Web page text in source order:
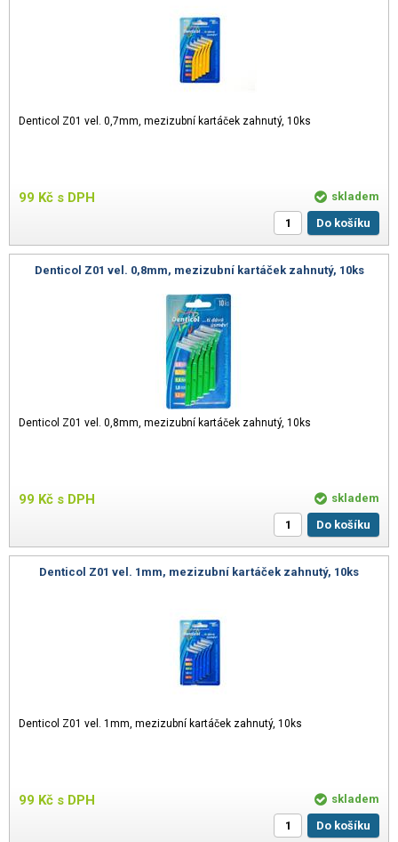
Denticol Z01 vel. 0,7mm, mezizubní kartáček zahnutý, 10ks
99 Kč s DPH
skladem
Do košíku
Denticol Z01 vel. 0,8mm, mezizubní kartáček zahnutý, 10ks
Denticol Z01 vel. 0,8mm, mezizubní kartáček zahnutý, 10ks
99 Kč s DPH
skladem
Do košíku
Denticol Z01 vel. 1mm, mezizubní kartáček zahnutý, 10ks
Denticol Z01 vel. 1mm, mezizubní kartáček zahnutý, 10ks
99 Kč s DPH
skladem
Do košíku